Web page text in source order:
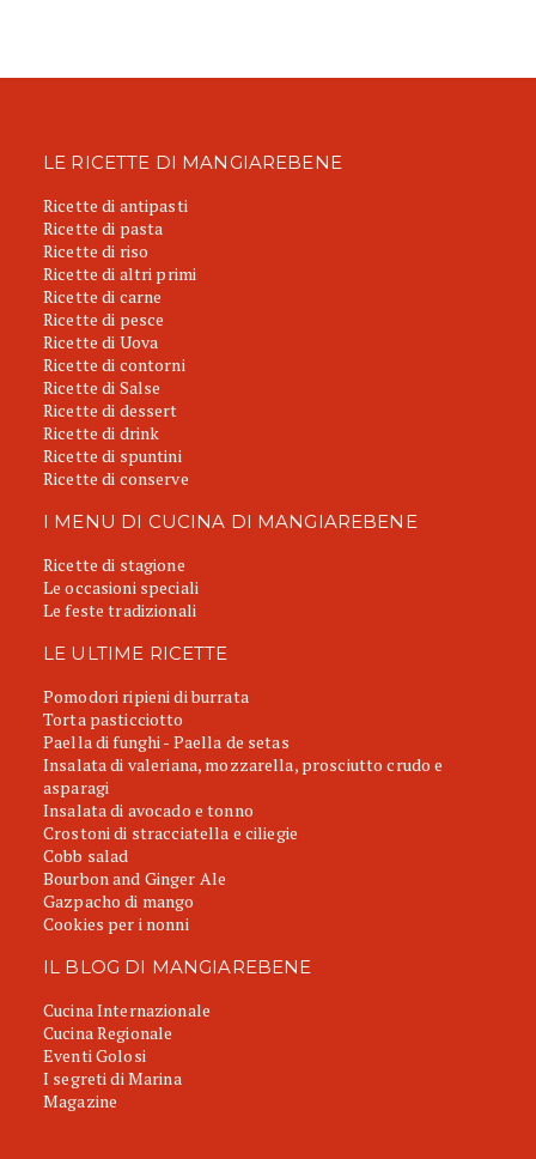
LE RICETTE DI MANGIAREBENE
Ricette di antipasti
Ricette di pasta
Ricette di riso
Ricette di altri primi
Ricette di carne
Ricette di pesce
Ricette di Uova
Ricette di contorni
Ricette di Salse
Ricette di dessert
Ricette di drink
Ricette di spuntini
Ricette di conserve
I MENU DI CUCINA DI MANGIAREBENE
Ricette di stagione
Le occasioni speciali
Le feste tradizionali
LE ULTIME RICETTE
Pomodori ripieni di burrata
Torta pasticciotto
Paella di funghi - Paella de setas
Insalata di valeriana, mozzarella, prosciutto crudo e
asparagi
Insalata di avocado e tonno
Crostoni di stracciatella e ciliegie
Cobb salad
Bourbon and Ginger Ale
Gazpacho di mango
Cookies per i nonni
IL BLOG DI MANGIAREBENE
Cucina Internazionale
Cucina Regionale
Eventi Golosi
I segreti di Marina
Magazine